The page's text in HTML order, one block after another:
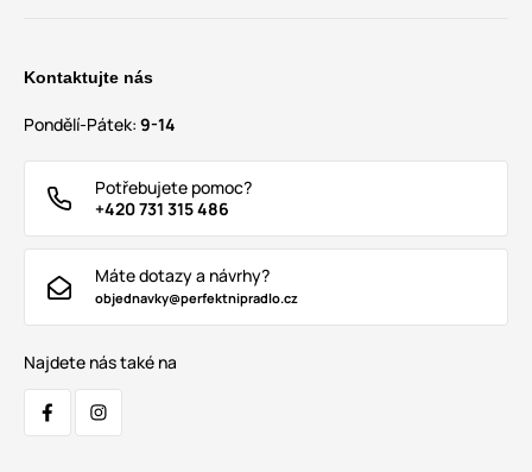
Kontaktujte nás
Pondělí-Pátek: 9-14
Potřebujete pomoc?
+420 731 315 486
Máte dotazy a návrhy?
objednavky@perfektnipradlo.cz
Najdete nás také na